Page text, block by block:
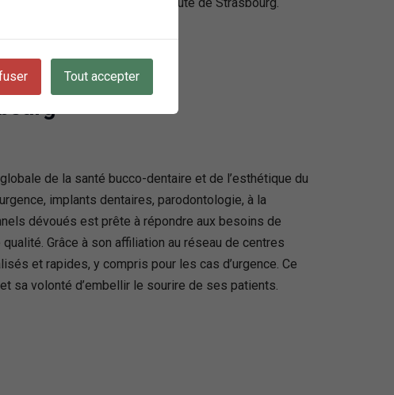
de la santé bucco-dentaire et de l’esthétique du
implants dentaires, parodontologie, à la
dévoués est prête à répondre aux besoins de
Grâce à son affiliation au réseau de centres
et rapides, y compris pour les cas d’urgence. Ce
sa volonté d’embellir le sourire de ses patients.
Tout accepter